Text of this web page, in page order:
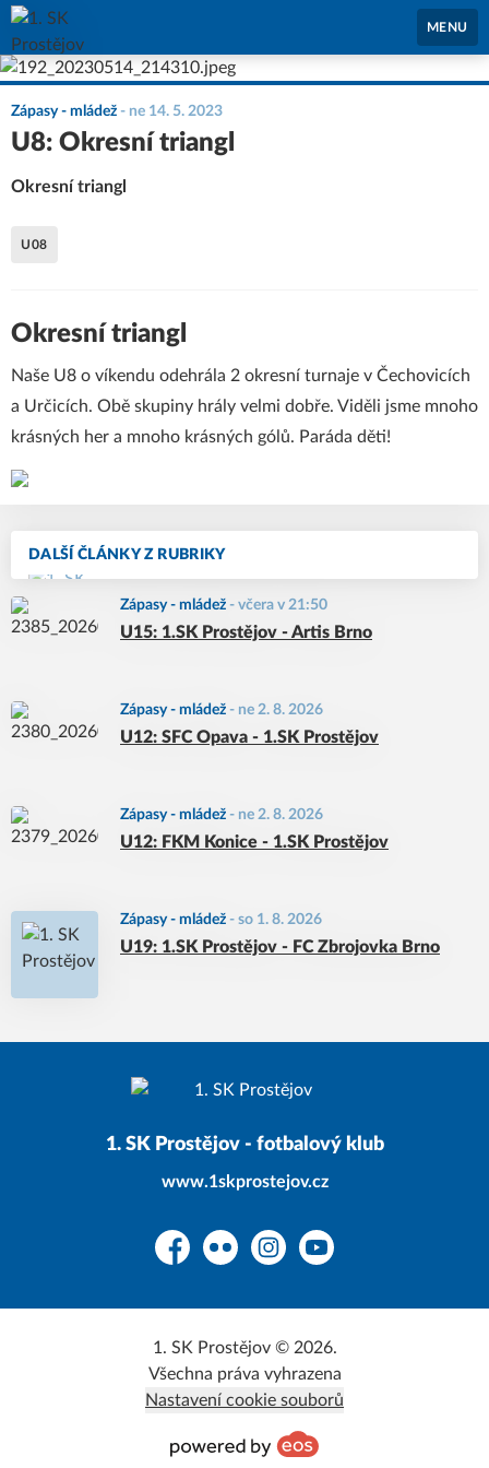
1. SK Prostějov
MENU
DALŠÍ ČLÁNKY Z RUBRIKY
Zápasy - mládež - včera v 21:50
U15: 1.SK Prostějov - Artis Brno
Zápasy - mládež - ne 2. 8. 2026
U12: SFC Opava - 1.SK Prostějov
Zápasy - mládež - ne 2. 8. 2026
U12: FKM Konice - 1.SK Prostějov
Zápasy - mládež - so 1. 8. 2026
U19: 1.SK Prostějov - FC Zbrojovka Brno
Zápasy - mládež - ne 14. 5. 2023
U8: Okresní triangl
Okresní triangl
U08
Okresní triangl
Naše U8 o víkendu odehrála 2 okresní turnaje v Čechovicích
a Určicích. Obě skupiny hrály velmi dobře. Viděli jsme mnoho
krásných her a mnoho krásných gólů. Paráda děti!
1. SK Prostějov - fotbalový klub
www.1skprostejov.cz
FacebookFlickr InstagramYouTube
1. SK Prostějov © 2026.
Všechna práva vyhrazena
Nastavení cookie souborů